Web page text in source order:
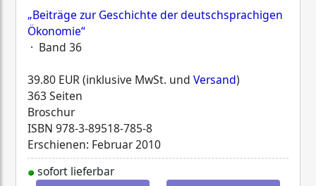
„Beiträge zur Geschichte der deutschsprachigen
Ökonomie“
· Band 36
39.80 EUR (inklusive MwSt. und Versand)
363 Seiten
Broschur
ISBN 978-3-89518-785-8
Erschienen: Februar 2010
sofort lieferbar